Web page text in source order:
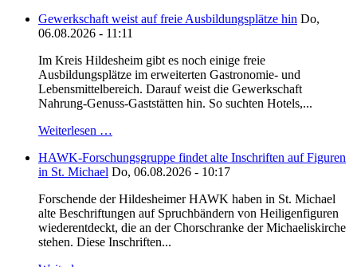
Gewerkschaft weist auf freie Ausbildungsplätze hin Do,
06.08.2026 - 11:11
Im Kreis Hildesheim gibt es noch einige freie
Ausbildungsplätze im erweiterten Gastronomie- und
Lebensmittelbereich. Darauf weist die Gewerkschaft
Nahrung-Genuss-Gaststätten hin. So suchten Hotels,...
Weiterlesen …
HAWK-Forschungsgruppe findet alte Inschriften auf Figuren
in St. Michael Do, 06.08.2026 - 10:17
Forschende der Hildesheimer HAWK haben in St. Michael
alte Beschriftungen auf Spruchbändern von Heiligenfiguren
wiederentdeckt, die an der Chorschranke der Michaeliskirche
stehen. Diese Inschriften...